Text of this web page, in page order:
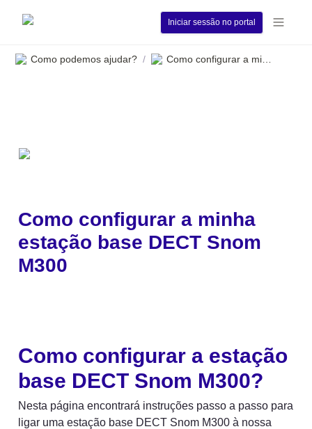
Iniciar sessão no portal
Como podemos ajudar? /
Como configurar a minha
estação base DECT Snom
M300
Como configurar a estação
base DECT Snom M300?
Nesta página encontrará instruções passo a passo para
ligar uma estação base DECT Snom M300 à nossa